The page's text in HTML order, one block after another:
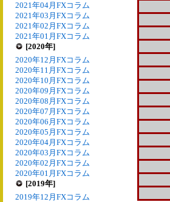
2021年04月FXコラム
2021年03月FXコラム
2021年02月FXコラム
2021年01月FXコラム
[2020年]
2020年12月FXコラム
2020年11月FXコラム
2020年10月FXコラム
2020年09月FXコラム
2020年08月FXコラム
2020年07月FXコラム
2020年06月FXコラム
2020年05月FXコラム
2020年04月FXコラム
2020年03月FXコラム
2020年02月FXコラム
2020年01月FXコラム
[2019年]
2019年12月FXコラム